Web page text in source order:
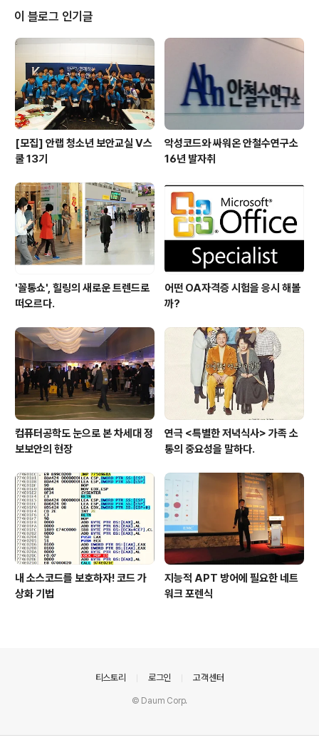
기를 조심스럽게 담아본다. -“목소리 크고(?), 밥을 빨리 먹
는 사람이 일도 잘한다.” 11시 40분경, 점심식사를 하러 엘
리베이터로 가고 있으면 어김없이 엘리베이터에서 올라오
이미 마쳤다고 한다. "10~15분 사이 다 먹고 일어나요." 아
니 왜? 왜 점심을..
이 블로그 인기글
[모집] 안랩 청소년 보안교실 V스
쿨 13기
악성코드와 싸워온 안철수연구소
16년 발자취
'꼴통쇼', 힐링의 새로운 트렌드로
떠오르다.
어떤 OA자격증 시험을 응시 해볼
까?
컴퓨터공학도 눈으로 본 차세대 정
보보안의 현장
연극 <특별한 저녁식사> 가족 소
통의 중요성을 말하다.
내 소스코드를 보호하자! 코드 가
상화 기법
지능적 APT 방어에 필요한 네트
워크 포렌식
티스토리 로그인 고객센터
© Daum Corp.